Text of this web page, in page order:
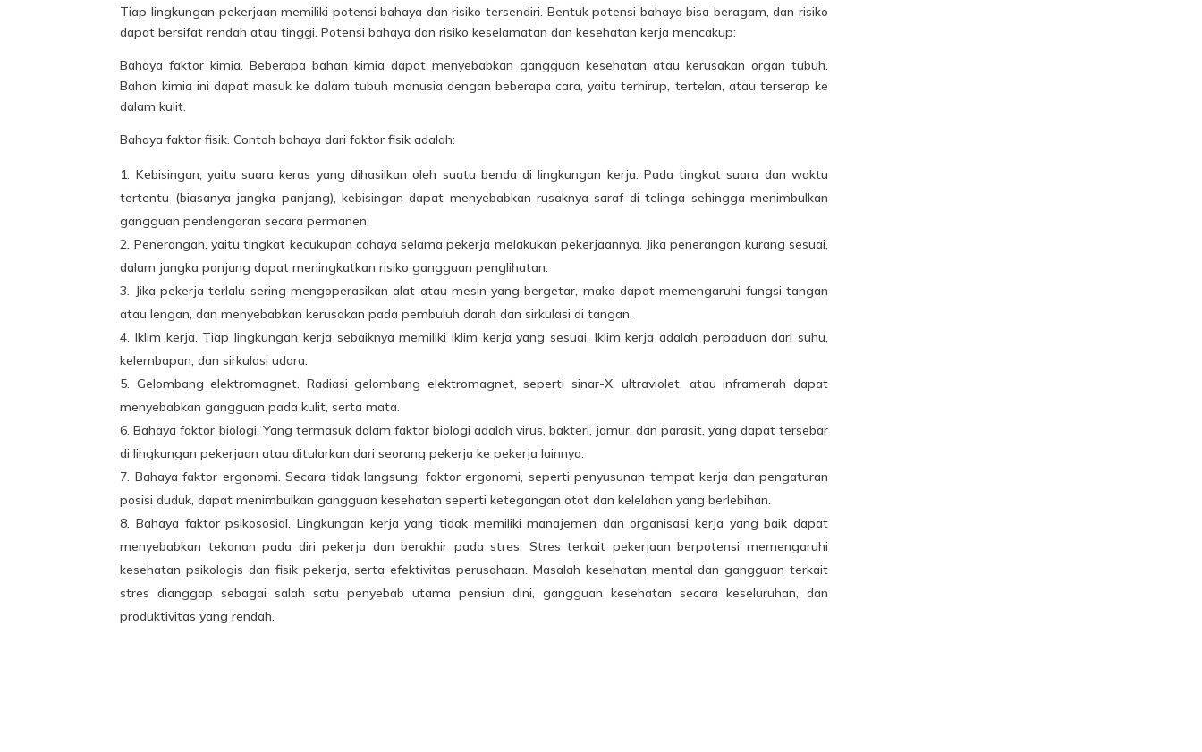
Tiap lingkungan pekerjaan memiliki potensi bahaya dan risiko tersendiri. Bentuk potensi bahaya bisa beragam, dan risiko
dapat bersifat rendah atau tinggi. Potensi bahaya dan risiko keselamatan dan kesehatan kerja mencakup:
Bahaya faktor kimia. Beberapa bahankimia dapat menyebabkan gangguan kesehatan atau kerusakan organ tubuh.
Bahan kimia ini dapat masuk ke dalam tubuh manusia dengan beberapa cara, yaitu terhirup, tertelan, atau terserap ke
dalam kulit.
Bahaya faktor fisik. Contoh bahaya dari faktor fisik adalah:
Kebisingan, yaitu suara keras yang dihasilkan oleh suatu benda di lingkungan kerja. Pada tingkat suara dan waktu
tertentu (biasanya jangka panjang), kebisingan dapat menyebabkan rusaknya saraf di telinga sehingga menimbulkan
gangguan pendengaran secara permanen.
Penerangan, yaitu tingkat kecukupan cahaya selama pekerja melakukan pekerjaannya. Jika penerangan kurang sesuai,
dalam jangka panjang dapat meningkatkan risiko gangguan penglihatan.
Jika pekerja terlalu sering mengoperasikan alat atau mesin yang bergetar, maka dapat memengaruhi fungsi tangan
atau lengan, dan menyebabkan kerusakan pada pembuluh darah dan sirkulasi di tangan.
Iklim kerja. Tiap lingkungan kerja sebaiknya memiliki iklim kerja yang sesuai. Iklim kerja adalah perpaduan dari suhu,
kelembapan, dan sirkulasi udara.
Gelombang elektromagnet. Radiasi gelombang elektromagnet, seperti sinar-X, ultraviolet, atau inframerah dapat
menyebabkan gangguan pada kulit, serta mata.
Bahaya faktor biologi. Yang termasuk dalam faktor biologi adalah virus, bakteri, jamur, dan parasit, yang dapat tersebar
di lingkungan pekerjaan atau ditularkan dari seorang pekerja ke pekerja lainnya.
Bahaya faktor ergonomi. Secara tidak langsung, faktor ergonomi, seperti penyusunan tempat kerja dan pengaturan
posisi duduk, dapat menimbulkan gangguan kesehatan seperti ketegangan otot dan kelelahan yang berlebihan.
Bahaya faktor psikososial. Lingkungan kerja yang tidak memiliki manajemen dan organisasi kerja yang baik dapat
menyebabkan tekanan pada diri pekerja dan berakhir pada stres. Stres terkait pekerjaan berpotensi memengaruhi
kesehatan psikologis dan fisik pekerja, serta efektivitas perusahaan. Masalah kesehatan mental dan gangguan terkait
stres dianggap sebagai salah satu penyebab utama pensiun dini, gangguan kesehatan secara keseluruhan, dan
produktivitas yang rendah.